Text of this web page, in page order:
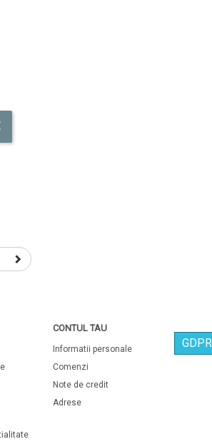
CONTUL TAU
Informatii personale
Comenzi
Note de credit
Adrese
GDPR